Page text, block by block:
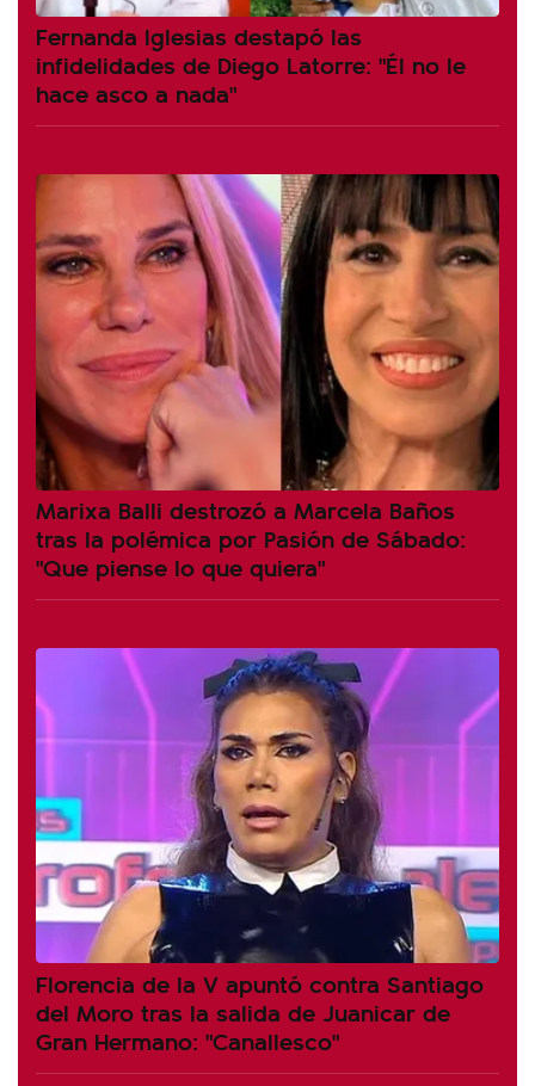
Fernanda Iglesias destapó las
infidelidades de Diego Latorre: "Él no le
hace asco a nada"
Marixa Balli destrozó a Marcela Baños
tras la polémica por Pasión de Sábado:
"Que piense lo que quiera"
Florencia de la V apuntó contra Santiago
del Moro tras la salida de Juanicar de
Gran Hermano: "Canallesco"